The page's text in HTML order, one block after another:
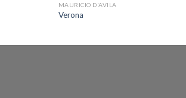
MAURICIO D'AVILA
Verona